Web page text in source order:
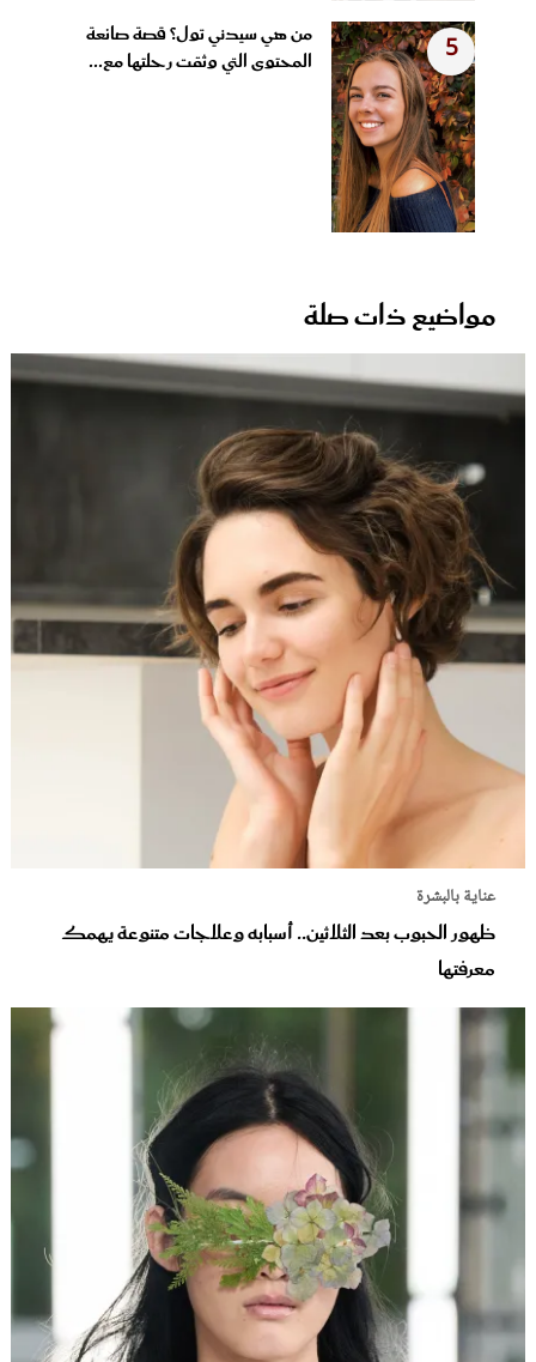
5
من هي سيدني تول؟ قصة صانعة
المحتوى التي وثقت رحلتها مع...
مواضيع ذات صلة
عناية بالبشرة
ظهور الحبوب بعد الثلاثين.. أسبابه وعلاجات متنوعة يهمك
معرفتها